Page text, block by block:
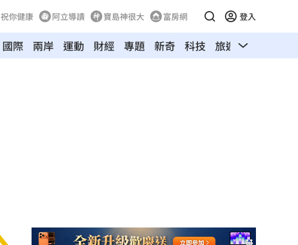
祝你健康 阿立導讀 寶島神很大 富房網 登入
國際 兩岸 運動 財經 專題 新奇 科技 旅遊 汽車